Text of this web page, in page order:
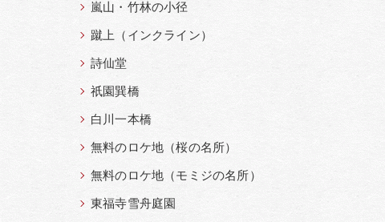
嵐山・竹林の小径
蹴上（インクライン）
詩仙堂
祇園巽橋
白川一本橋
無料のロケ地（桜の名所）
無料のロケ地（モミジの名所）
東福寺雪舟庭園